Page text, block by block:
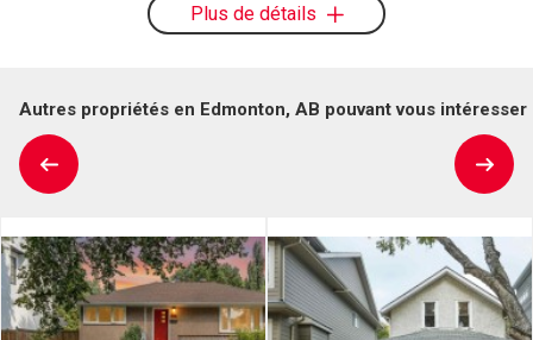
Plus de détails
Autres propriétés en Edmonton, AB pouvant vous intéresser